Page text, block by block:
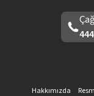
Hakkımızda